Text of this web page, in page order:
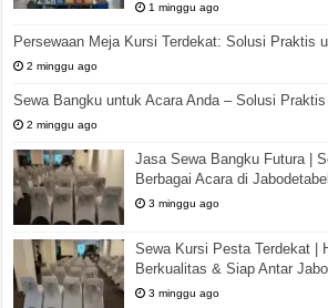
1 minggu ago
Persewaan Meja Kursi Terdekat: Solusi Praktis
2 minggu ago
Sewa Bangku untuk Acara Anda – Solusi
2 minggu ago
Jasa Sewa Bangku Futura |
Berbagai Acara di
3 minggu ago
Sewa Kursi Pesta Terdekat |
Berkualitas & Siap Antar
3 minggu ago